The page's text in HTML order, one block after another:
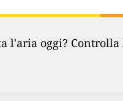
l'aria oggi?